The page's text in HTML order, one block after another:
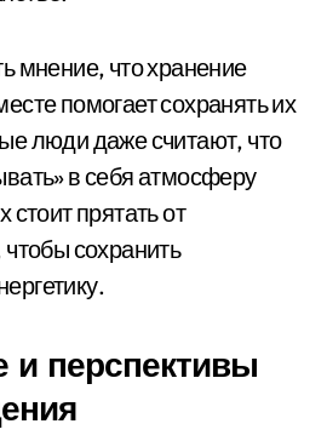
мнение, что хранение
помогает сохранять их
люди даже считают, что
в себя атмосферу
прятать от
чтобы сохранить
и перспективы